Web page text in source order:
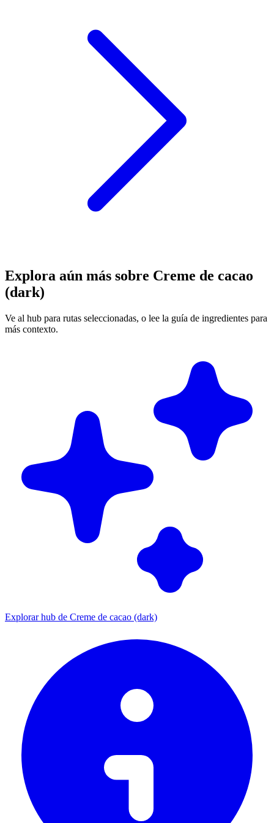
Explora aún más sobre Creme de cacao
(dark)
Ve al hub para rutas seleccionadas, o lee la guía de ingredientes para
más contexto.
Explorar hub de Creme de cacao (dark)